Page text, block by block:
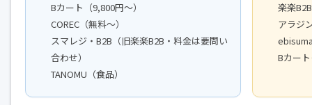
Bカート（9,800円〜）
COREC（無料〜）
スマレジ・B2B（旧楽楽B2B・料金は要問い
合わせ）
TANOMU（食品）
楽楽
アラジ
Bカー